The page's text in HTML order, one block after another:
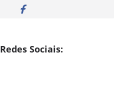
Redes Sociais: